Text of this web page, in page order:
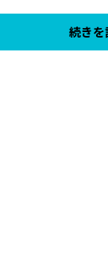
続きを